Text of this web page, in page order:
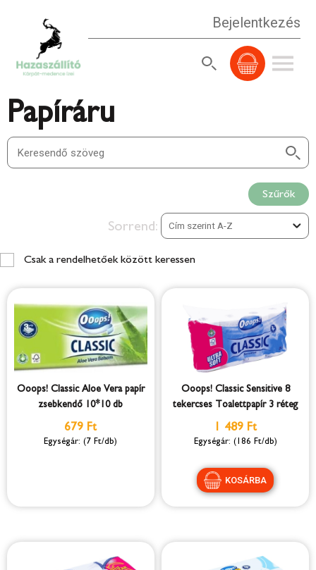
Bejelentkezés
Papíráru
Szűrők
Sorrend:
Csak a rendelhetőek között keressen
Ooops! Classic Aloe Vera papír
zsebkendő 10*10 db
679 Ft
(7 Ft/db)
Ooops! Classic Sensitive 8
tekercses Toalettpapír 3 réteg
1 489 Ft
(186 Ft/db)